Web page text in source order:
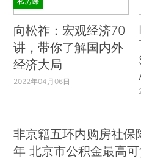
向松祚：宏观经济70
讲，带你了解国内外
经济大局
2022年04月06日
非京籍五环内购房社保
年 北京市公积金最高